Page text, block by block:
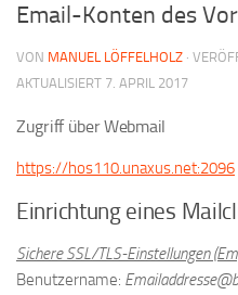
Email-Konten des
VON MANUEL LÖFFELHOLZ ·
AKTUALISIERT 7. APRIL 2017
Zugriff über Webmail
https://hos110.unaxus.net:2096
Einrichtung eines
Sichere SSL/TLS-Einstellungen
Benutzername: